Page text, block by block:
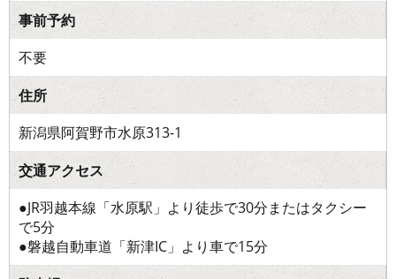
事前予約
不要
住所
新潟県阿賀野市水原313-1
交通アクセス
●JR羽越本線「水原駅」より徒歩で30分またはタクシー
で5分
●磐越自動車道「新津IC」より車で15分